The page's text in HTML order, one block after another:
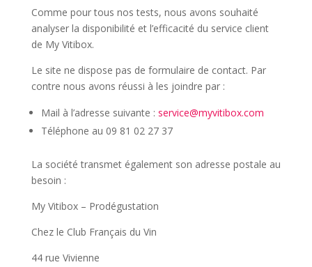
Comme pour tous nos tests, nous avons souhaité
analyser la disponibilité et l’efficacité du service client
de My Vitibox.
Le site ne dispose pas de formulaire de contact. Par
contre nous avons réussi à les joindre par :
Mail à l’adresse suivante : service@myvitibox.com
Téléphone au 09 81 02 27 37
La société transmet également son adresse postale au
besoin :
My Vitibox – Prodégustation
Chez le Club Français du Vin
44 rue Vivienne